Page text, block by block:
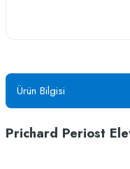
Ürün Bilgisi
Prichard Periost